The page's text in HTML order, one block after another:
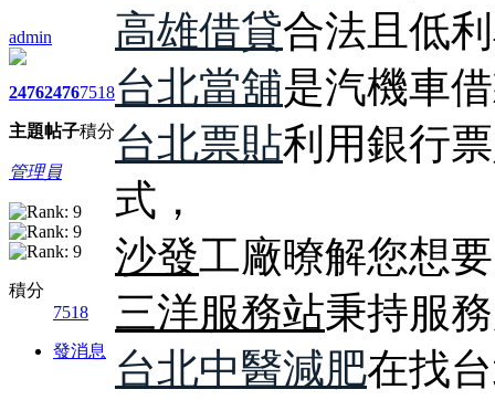
admin
2476
主題
2476
帖子
7518
積分
管理員
積分
7518
發消息
高雄借貸合法且低
台北當舖是汽機車
台北票貼利用銀行
式，
沙發工廠暸解您想
三洋服務站秉持服
台北中醫減肥在找